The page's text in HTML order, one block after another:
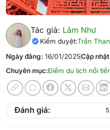
Tác giả: Lâm Như
Kiểm duyệt:Trần
Ngày đăng: 16/01/2025Cập
Chuyên mục:Điểm du lịch nổi
Đánh giá: